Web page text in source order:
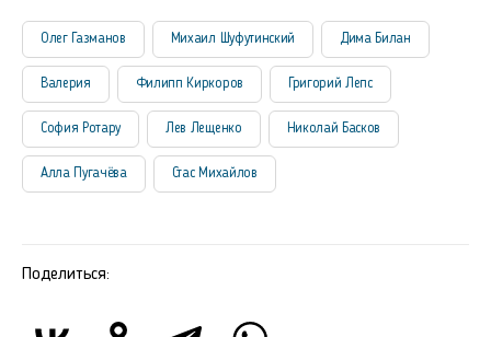
Олег Газманов Михаил Шуфутинский Дима Билан
Валерия Филипп Киркоров Григорий Лепс
София Ротару Лев Лещенко Николай Басков
Алла Пугачёва Стас Михайлов
Поделиться: